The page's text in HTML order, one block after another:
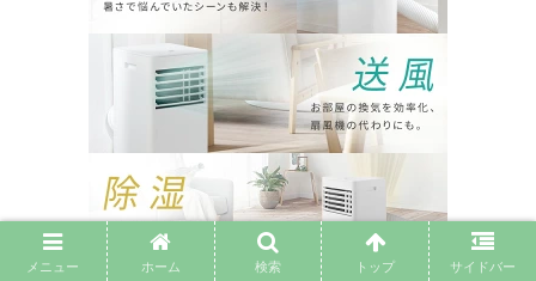
メニュー ホーム 検索 トップ サイドバー